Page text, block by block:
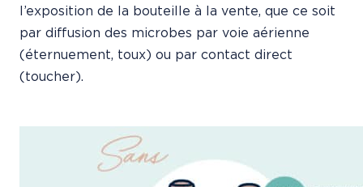
l’exposition de la bouteille à la vente, que ce soit
par diffusion des microbes par voie aérienne
(éternuement, toux) ou par contact direct
(toucher).